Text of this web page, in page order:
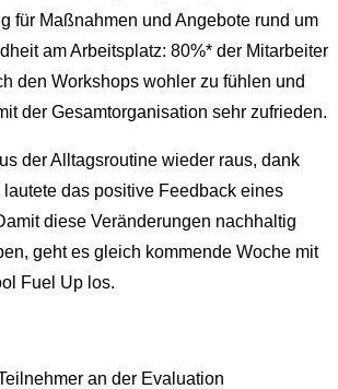
für Maßnahmen und Angebote rund um
am Arbeitsplatz: 80%* der Mitarbeiter
den Workshops wohler zu fühlen und
der Gesamtorganisation sehr zufrieden.
der Alltagsroutine wieder raus, dank
lautete das positive Feedback eines
diese Veränderungen nachhaltig
geht es gleich kommende Woche mit
Fuel Up los.
an der Evaluation